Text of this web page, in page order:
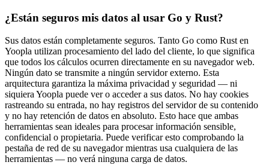
¿Están seguros mis datos al usar Go y Rust?
Sus datos están completamente seguros. Tanto Go como Rust en
Yoopla utilizan procesamiento del lado del cliente, lo que significa
que todos los cálculos ocurren directamente en su navegador web.
Ningún dato se transmite a ningún servidor externo. Esta
arquitectura garantiza la máxima privacidad y seguridad — ni
siquiera Yoopla puede ver o acceder a sus datos. No hay cookies
rastreando su entrada, no hay registros del servidor de su contenido
y no hay retención de datos en absoluto. Esto hace que ambas
herramientas sean ideales para procesar información sensible,
confidencial o propietaria. Puede verificar esto comprobando la
pestaña de red de su navegador mientras usa cualquiera de las
herramientas — no verá ninguna carga de datos.